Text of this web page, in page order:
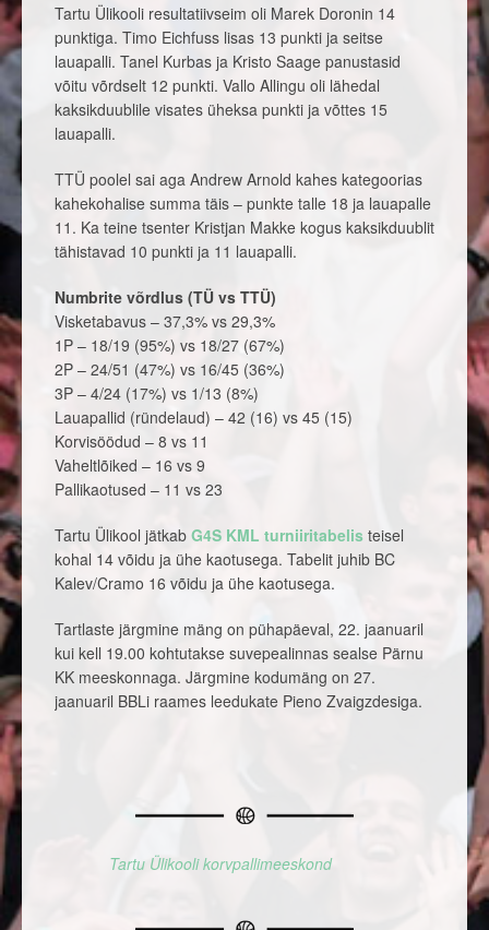
Tartu Ülikooli resultatiivseim oli Marek Doronin 14
punktiga. Timo Eichfuss lisas 13 punkti ja seitse
lauapalli. Tanel Kurbas ja Kristo Saage panustasid
võitu võrdselt 12 punkti. Vallo Allingu oli lähedal
kaksikduublile visates üheksa punkti ja võttes 15
lauapalli.
TTÜ poolel sai aga Andrew Arnold kahes kategoorias
kahekohalise summa täis – punkte talle 18 ja lauapalle
11. Ka teine tsenter Kristjan Makke kogus kaksikduublit
tähistavad 10 punkti ja 11 lauapalli.
Numbrite võrdlus (TÜ vs TTÜ)
Visketabavus – 37,3% vs 29,3%
1P – 18/19 (95%) vs 18/27 (67%)
2P – 24/51 (47%) vs 16/45 (36%)
3P – 4/24 (17%) vs 1/13 (8%)
Lauapallid (ründelaud) – 42 (16) vs 45 (15)
Korvisöödud – 8 vs 11
Vaheltlõiked – 16 vs 9
Pallikaotused – 11 vs 23
Tartu Ülikool jätkab G4S KML turniiritabelis teisel
kohal 14 võidu ja ühe kaotusega. Tabelit juhib BC
Kalev/Cramo 16 võidu ja ühe kaotusega.
Tartlaste järgmine mäng on pühapäeval, 22. jaanuaril
kui kell 19.00 kohtutakse suvepealinnas sealse Pärnu
KK meeskonnaga. Järgmine kodumäng on 27.
jaanuaril BBLi raames leedukate Pieno Zvaigzdesiga.
Tartu Ülikooli korvpallimeeskond